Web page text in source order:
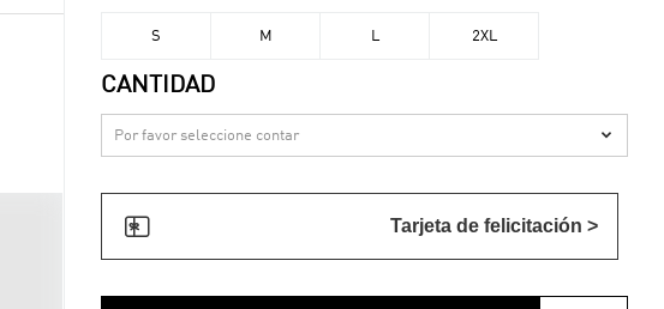
S M 2XL
CANTIDAD

 Tarjeta de felicitación >